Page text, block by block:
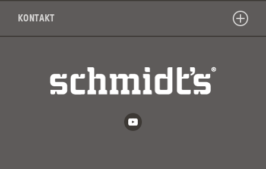
KONTAKT